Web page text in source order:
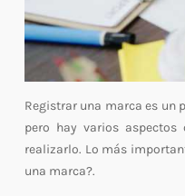
Registrar una marca es un
pero hay varios aspectos
realizarlo. Lo más
una marca?.